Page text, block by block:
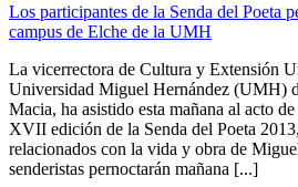
Los participantes de la Senda del Poeta
campus de Elche de la UMH
La vicerrectora de Cultura y Extensión
Universidad Miguel Hernández (UMH)
Macia, ha asistido esta mañana al acto
XVII edición de la Senda del Poeta
relacionados con la vida y obra de
senderistas pernoctarán mañana [...]